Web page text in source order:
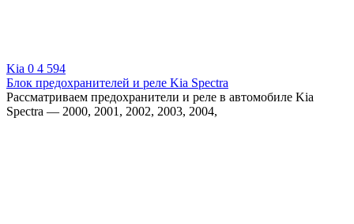
Kia 0 4 594
Блок предохранителей и реле Kia Spectra
Рассматриваем предохранители и реле в автомобиле Kia
Spectra — 2000, 2001, 2002, 2003, 2004,